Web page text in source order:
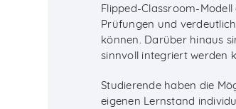
Flipped-Classroom-
Prüfungen und
können. Darüber hinaus
sinnvoll integriert werden
Studierende haben die
eigenen Lernstand